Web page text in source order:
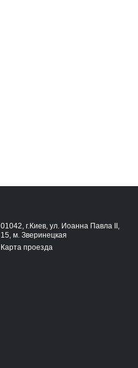
01042, г.Киев, ул. Иоанна Павла ІІ,
15, м. Зверинецкая
Карта проезда